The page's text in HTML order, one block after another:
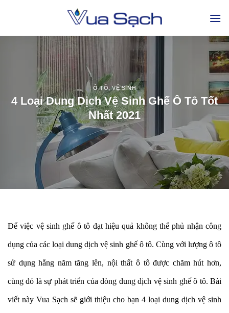
Ô TÔ,VỆ SINH
4 Loại Dung Dịch Vệ Sinh Ghế Ô Tô Tốt
Nhất 2021
Để việc vệ sinh ghế ô tô đạt hiệu quả không thể phủ nhận công
dụng của các loại dung dịch vệ sinh ghế ô tô. Cùng với lượng ô tô
sử dụng hằng năm tăng lên, nội thất ô tô được chăm hút hơn,
cùng đó là sự phát triển của dòng dung dịch vệ sinh ghế ô tô. Bài
viết này Vua Sạch sẽ giới thiệu cho bạn 4 loại dung dịch vệ sinh